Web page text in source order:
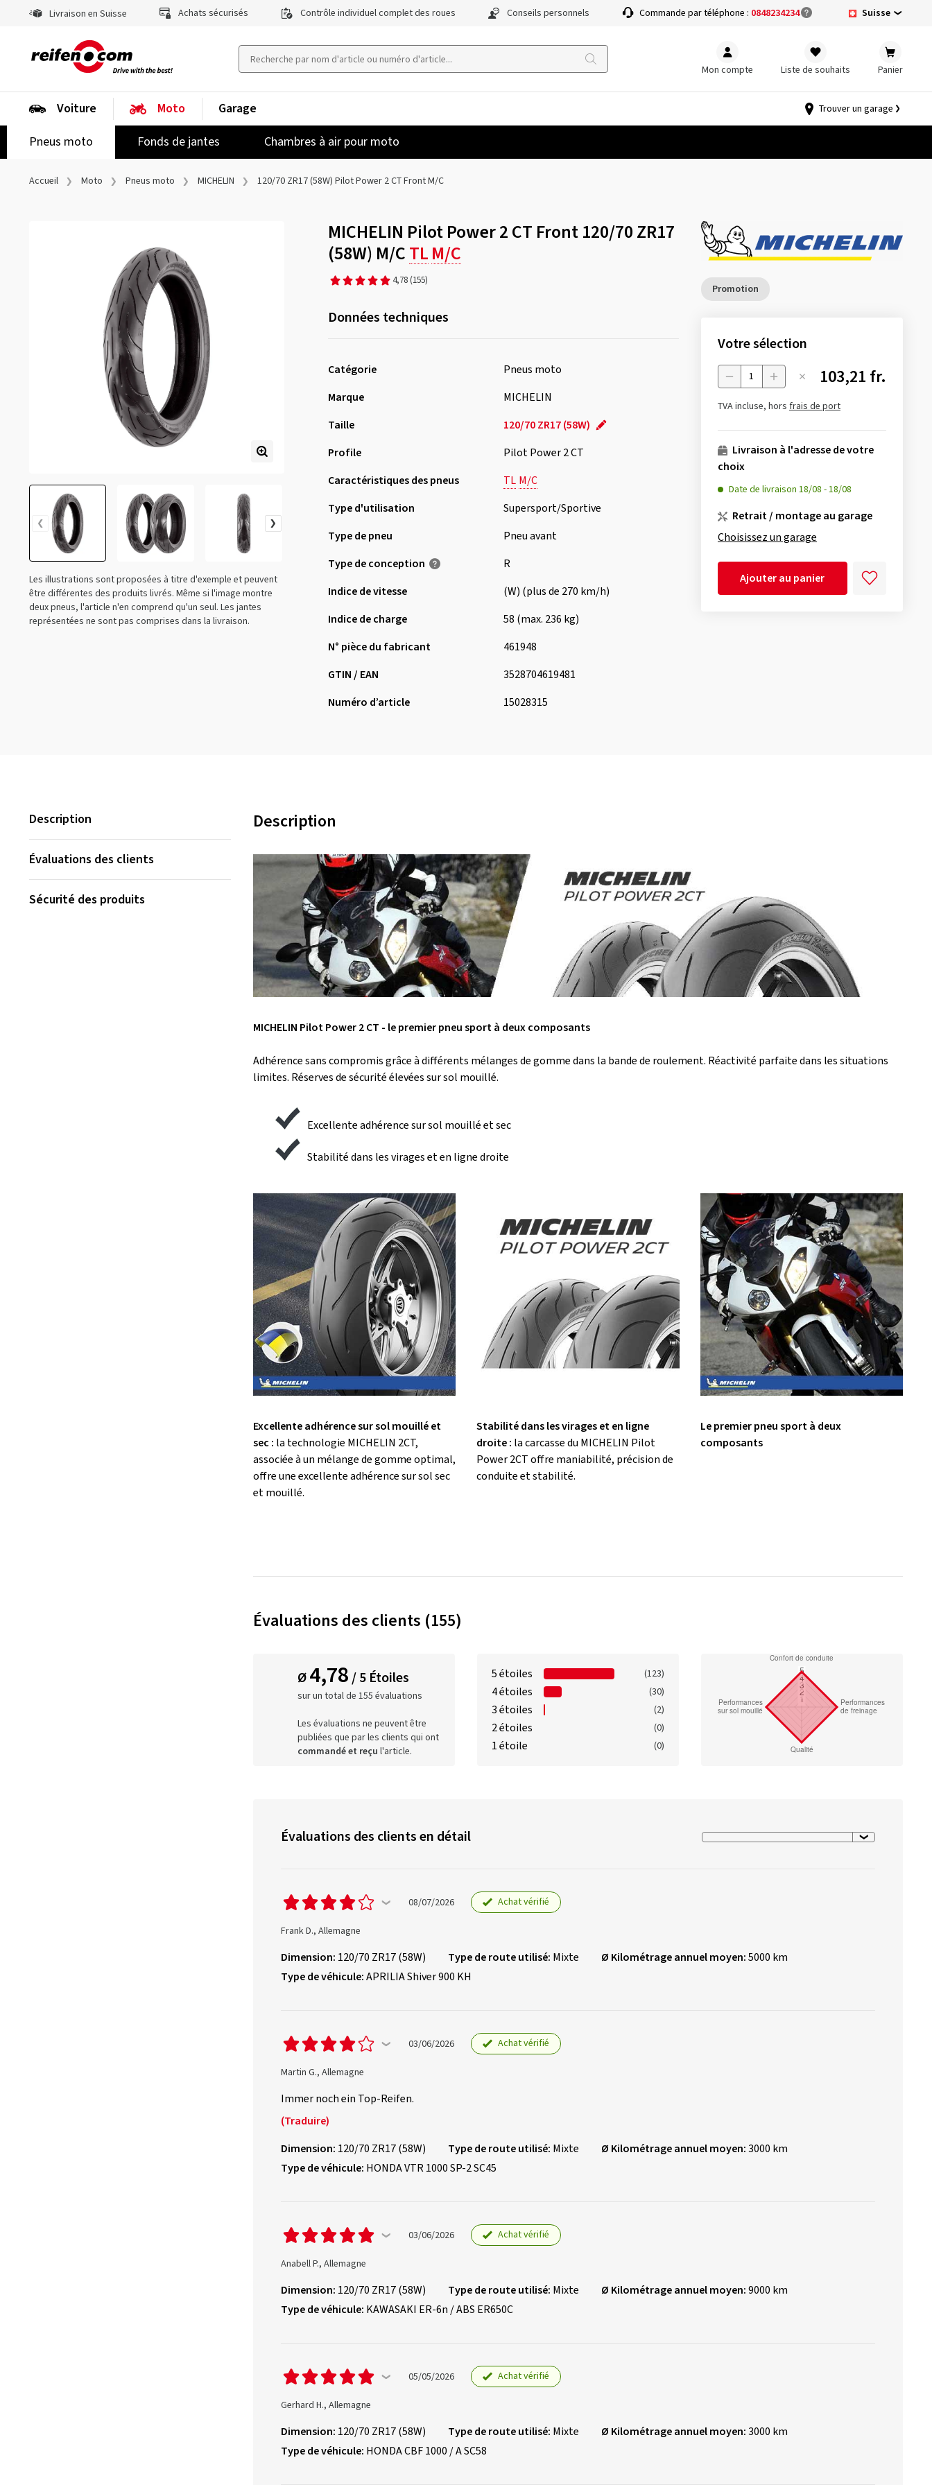
Livraison en Suisse Achats sécurisés Contrôle individuel complet des roues Conseils personnels Commande par téléphone : 0848234234 Suisse
Mon compte Liste de souhaits Panier
Voiture
Moto
Pneus moto
Fonds de jantes Chambres à air pour moto
Garage Trouver un garage
Accueil Moto Pneus moto MICHELIN 120/70 ZR17 (58W) Pilot Power 2 CT Front M/C
Les illustrations sont proposées à titre d'exemple et peuvent
être différentes des produits livrés. Même si l'image montre
deux pneus, l'article n'en comprend qu'un seul. Les jantes
représentées ne sont pas comprises dans la livraison.
MICHELIN Pilot Power 2 CT Front 120/70 ZR17
(58W) M/CTLM/C
4,78 (155)
Données techniques
Catégorie
Pneus moto
Marque
MICHELIN
Taille
120/70 ZR17 (58W)
Profile
Pilot Power 2 CT
Caractéristiques des pneus
TL M/C
Type d'utilisation
Supersport/Sportive
Type de pneu
Pneu avant
Type de conception
R
Indice de vitesse
(W) (plus de 270 km/h)
Indice de charge
58 (max. 236 kg)
N° pièce du fabricant
461948
GTIN / EAN
3528704619481
Numéro d’article
15028315
Promotion
Votre sélection
Menge 103,21 fr.
TVA incluse, hors frais de port
Livraison à l'adresse de votre
choix
Date de livraison 18/08 -18/08
Retrait / montage au garage
Choisissez un garage
Ajouter au panier
Description
Évaluations des clients
Sécurité des produits
Description
MICHELIN Pilot Power 2 CT - le premier pneu sport à deux composants
Adhérence sans compromis grâce à différents mélanges de gomme dans la bande de roulement. Réactivité parfaite dans les situations
limites. Réserves de sécurité élevées sur sol mouillé.
Excellente adhérence sur sol mouillé et sec
Stabilité dans les virages et en ligne droite
Excellente adhérence sur sol mouillé et
sec : la technologie MICHELIN 2CT,
associée à un mélange de gomme optimal,
offre une excellente adhérence sur sol sec
et mouillé.
Stabilité dans les virages et en ligne
droite : la carcasse du MICHELIN Pilot
Power 2CT offre maniabilité, précision de
conduite et stabilité.
Le premier pneu sport à deux
composants
Évaluations des clients (155)
Ø4,78/ 5 Étoiles
sur un total de 155 évaluations
Les évaluations ne peuvent être
publiées que par les clients qui ont
commandé et reçu l'article.
5 étoiles (123)
4 étoiles (30)
3 étoiles (2)
2 étoiles (0)
1 étoile (0)
Évaluations des clients en détail
08/07/2026 Achat vérifié
Frank D., Allemagne
Dimension: 120/70 ZR17 (58W) Type de route utilisé: Mixte Ø Kilométrage annuel moyen:5000 km
Type de véhicule:APRILIA Shiver 900 KH
03/06/2026 Achat vérifié
Martin G., Allemagne
Immer noch ein Top-Reifen.
(Traduire)
Dimension: 120/70 ZR17 (58W) Type de route utilisé: Mixte Ø Kilométrage annuel moyen:3000 km
Type de véhicule: HONDA VTR 1000 SP-2 SC45
03/06/2026 Achat vérifié
Anabell P., Allemagne
Dimension: 120/70 ZR17 (58W) Type de route utilisé: Mixte Ø Kilométrage annuel moyen:9000 km
Type de véhicule: KAWASAKI ER-6n / ABS ER650C
05/05/2026 Achat vérifié
Gerhard H., Allemagne
Dimension: 120/70 ZR17 (58W) Type de route utilisé: Mixte Ø Kilométrage annuel moyen:3000 km
Type de véhicule: HONDA CBF 1000 / A SC58